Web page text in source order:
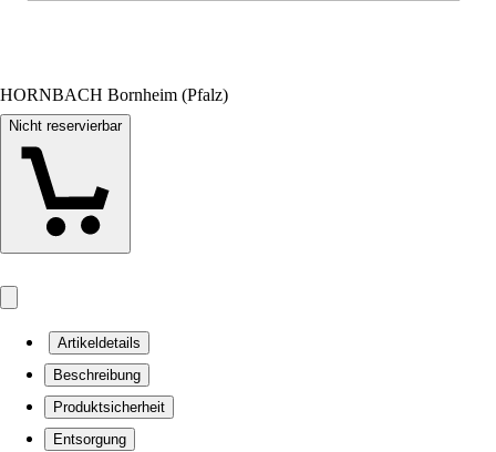
HORNBACH Bornheim (Pfalz)
Nicht reservierbar
Artikeldetails
Beschreibung
Produktsicherheit
Entsorgung